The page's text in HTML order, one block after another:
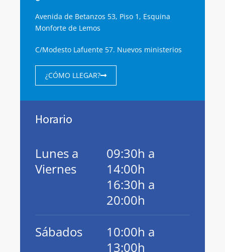
Avenida de Betanzos 53, Piso 1, Esquina
Monforte de Lemos
C/Modesto Lafuente 57. Nuevos ministerios
¿CÓMO LLEGAR?
Horario
Lunes a
Viernes
09:30h a
14:00h
16:30h a
20:00h
Sábados
10:00h a
13:00h